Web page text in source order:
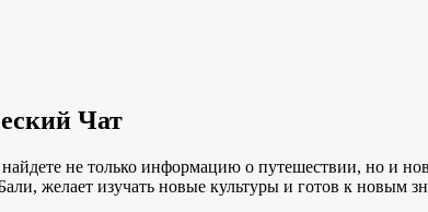
Чат
не только информацию о путешествии, но и
желает изучать новые культуры и готов к новым